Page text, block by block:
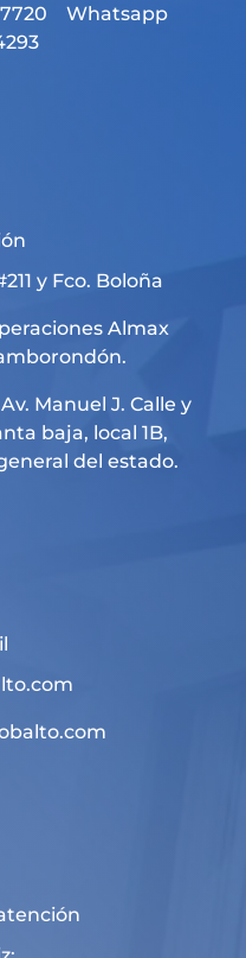
Whatsapp
y Fco. Boloña
Almax
Manuel J. Calle y
baja, local 1B,
del estado.